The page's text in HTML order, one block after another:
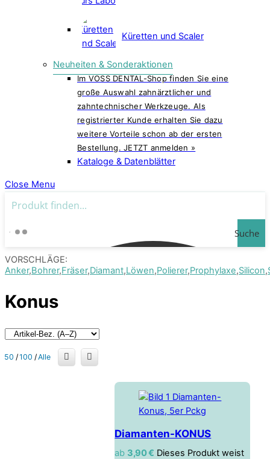
Küretten und Scaler
Neuheiten & Sonderaktionen
Im VOSS DENTAL-Shop finden Sie eine
große Auswahl zahnärztlicher und
zahntechnischer Werkzeuge. Als
registrierter Kunde erhalten Sie dazu
weitere Vorteile schon ab der ersten
Bestellung. JETZT anmelden »
Kataloge & Datenblätter
Close Menu
Suche
VORSCHLÄGE:
Anker Bohrer Fräser Diamant Löwen Polierer Prophylaxe Silicon
Konus
50 /100 /Alle
Diamanten-KONUS
ab 3,90€ Dieses Produkt weist